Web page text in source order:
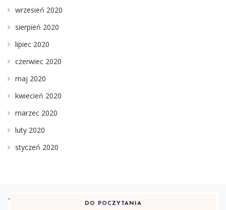
wrzesień 2020
sierpień 2020
lipiec 2020
czerwiec 2020
maj 2020
kwiecień 2020
marzec 2020
luty 2020
styczeń 2020
DO POCZYTANIA